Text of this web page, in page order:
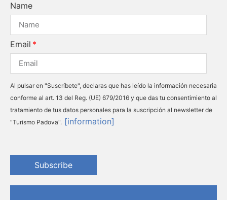
Name
Email
Al pulsar en "Suscríbete", declaras que has leído la información necesaria
conforme al art. 13 del Reg. (UE) 679/2016 y que das tu consentimiento al
tratamiento de tus datos personales para la suscripción al newsletter de
"Turismo Padova". [information]
Subscribe